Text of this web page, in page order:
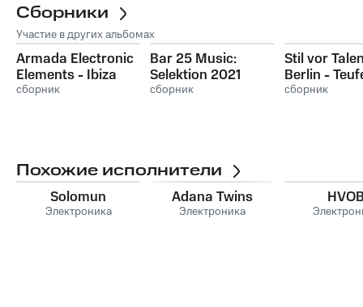
Сборники
Участие в других альбомах
Armada Electronic
Elements - Ibiza
2024
сборник
Bar 25 Music:
Selektion 2021
сборник
Stil vor
Berlin -
сборник
Похожие исполнители
Solomun
Электроника
Adana Twins
Электроника